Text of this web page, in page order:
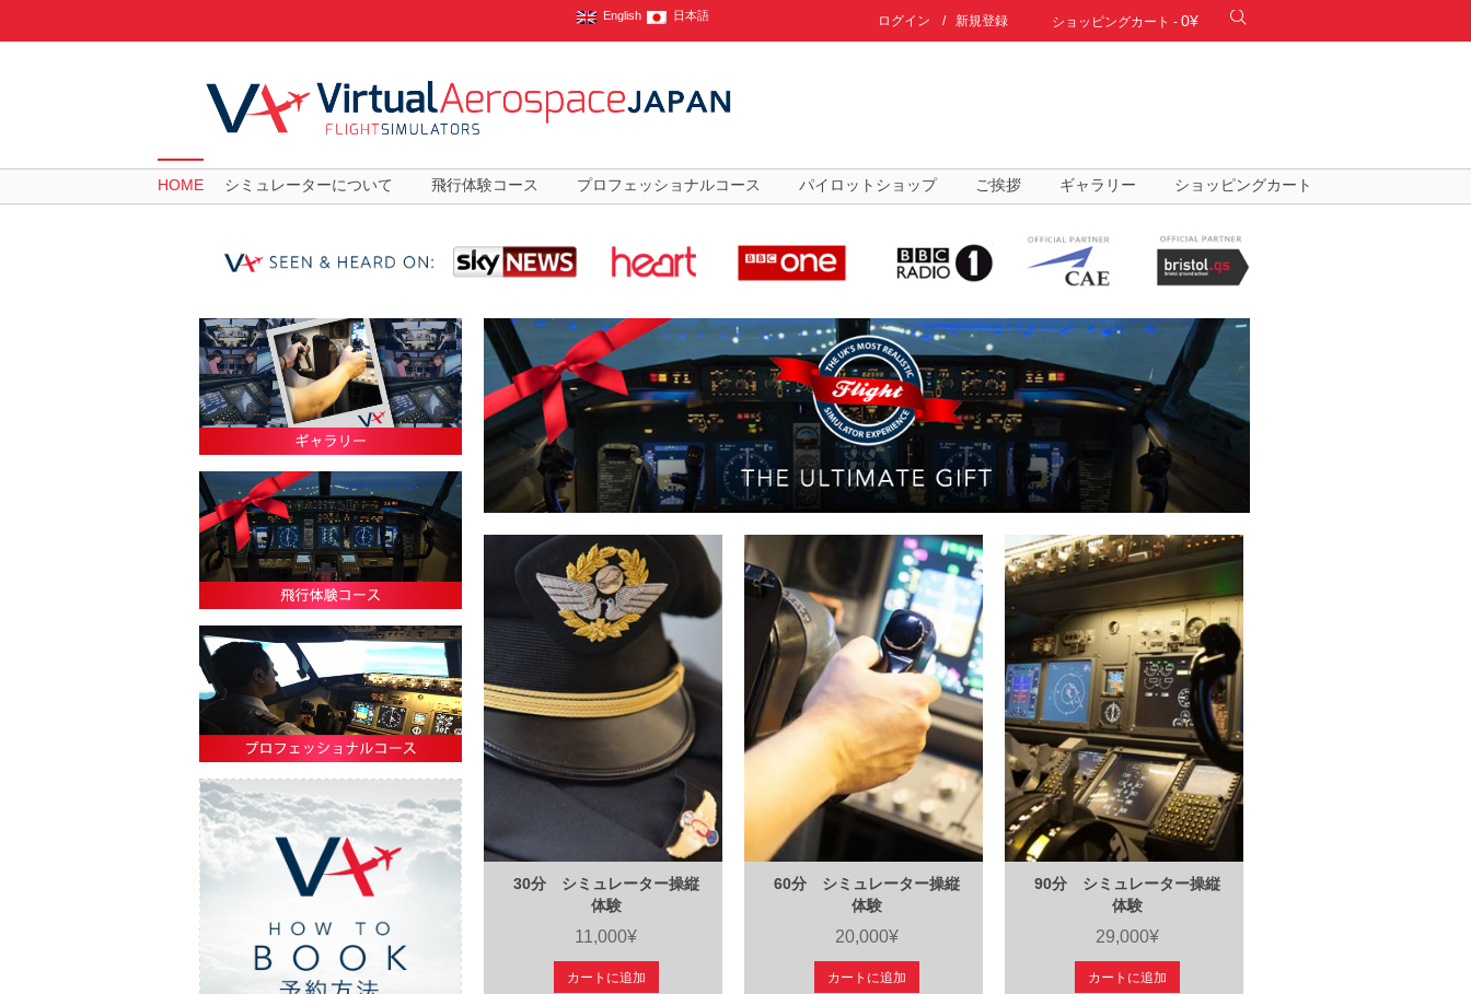
English 日本語 ショッピングカート - 0¥
ログイン / 新規登録
HOME シミュレーターについて 飛行体験コース プロフェッショナルコース パイロットショップ ご挨拶 ギャラリー ショッピングカート
30分 シミュレーター操縦
体験
11,000¥
カートに追加
60分 シミュレーター操縦
体験
20,000¥
カートに追加
90分 シミュレーター操縦
体験
29,000¥
カートに追加